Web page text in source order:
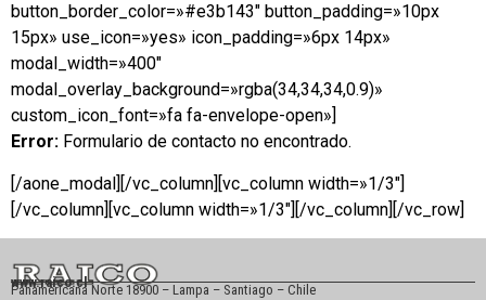
button_border_color=»#e3b143″ button_padding=»10px
15px» use_icon=»yes» icon_padding=»6px 14px»
modal_width=»400″
modal_overlay_background=»rgba(34,34,34,0.9)»
custom_icon_font=»fa fa-envelope-open»]
Error: Formulario de contacto no encontrado.
[/aone_modal][/vc_column][vc_column width=»1/3″]
[/vc_column][vc_column width=»1/3″][/vc_column][/vc_row]
www.raico.cl
Panamericana Norte 18900 – Lampa – Santiago – Chile